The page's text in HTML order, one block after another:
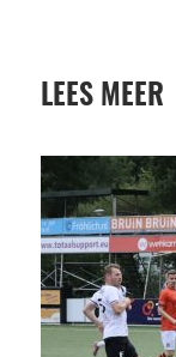
LEES MEER